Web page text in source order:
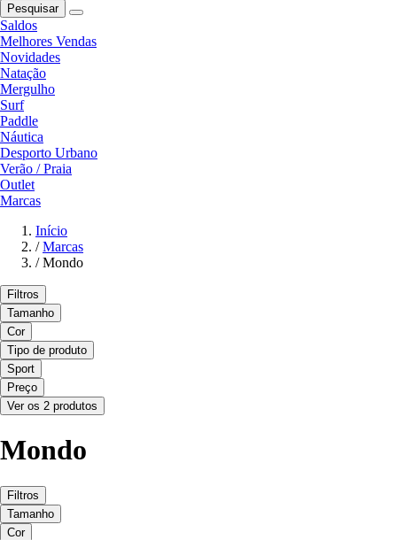
Pesquisar
Saldos
Melhores Vendas
Novidades
Natação
Mergulho
Surf
Paddle
Náutica
Desporto Urbano
Verão / Praia
Outlet
Marcas
Início
/ Marcas
/ Mondo
Filtros
Tamanho
Cor
Tipo de produto
Sport
Preço
Ver os 2 produtos
Mondo
Filtros
Tamanho
Cor